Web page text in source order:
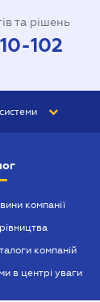
та рішень
102
компанії
компаній
в центрі уваги